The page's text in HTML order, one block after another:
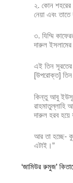
২. কোন শহরের
নেয়া এবং তাতে
৩. যিম্মি
দারুল
এই তিন
[উপরোক্ত] তিন
কিন্তু আবু ইউসূফ
রাহমাতুল্লাহি
দারুল হরব হয়ে
আর তা হচ্ছে-
এটাই।”
‘জামিউর রুমুজ’